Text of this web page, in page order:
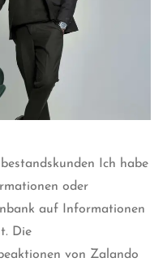
Ich habe
oder
auf Informationen
Die
von Zalando